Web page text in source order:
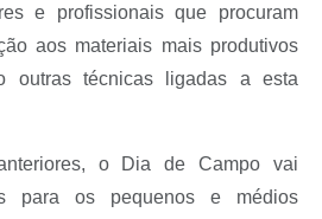
e profissionais que procuram
aos materiais mais produtivos
outras técnicas ligadas a esta
o Dia de Campo vai
para os pequenos e médios